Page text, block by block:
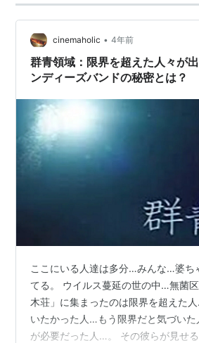
cinemaholic • 4年前
群青領域：限界を超えた人々が
ンディーズバンドの秘密とは？
ここにいる人達は多分…みんな…婆ち
てる。 ウイルス蔓延の世の中…無菌
木荘」に集まったのは限界を超えた
いたかった人…もう限界だと気づい
が必要だった人…。 その彼らが見せ